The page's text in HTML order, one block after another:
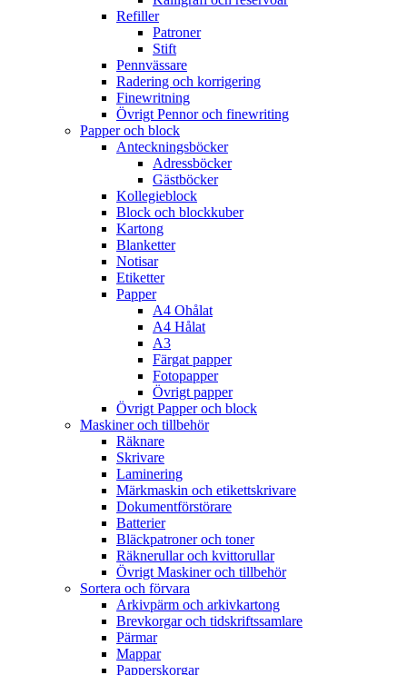
Refiller
Patroner
Stift
Pennvässare
Radering och korrigering
Finewritning
Övrigt Pennor och finewriting
Papper och block
Anteckningsböcker
Adressböcker
Gästböcker
Kollegieblock
Block och blockkuber
Kartong
Blanketter
Notisar
Etiketter
Papper
A4 Ohålat
A4 Hålat
A3
Färgat papper
Fotopapper
Övrigt papper
Övrigt Papper och block
Maskiner och tillbehör
Räknare
Skrivare
Laminering
Märkmaskin och etikettskrivare
Dokumentförstörare
Batterier
Bläckpatroner och toner
Räknerullar och kvittorullar
Övrigt Maskiner och tillbehör
Sortera och förvara
Arkivpärm och arkivkartong
Brevkorgar och tidskriftssamlare
Pärmar
Mappar
Papperskorgar